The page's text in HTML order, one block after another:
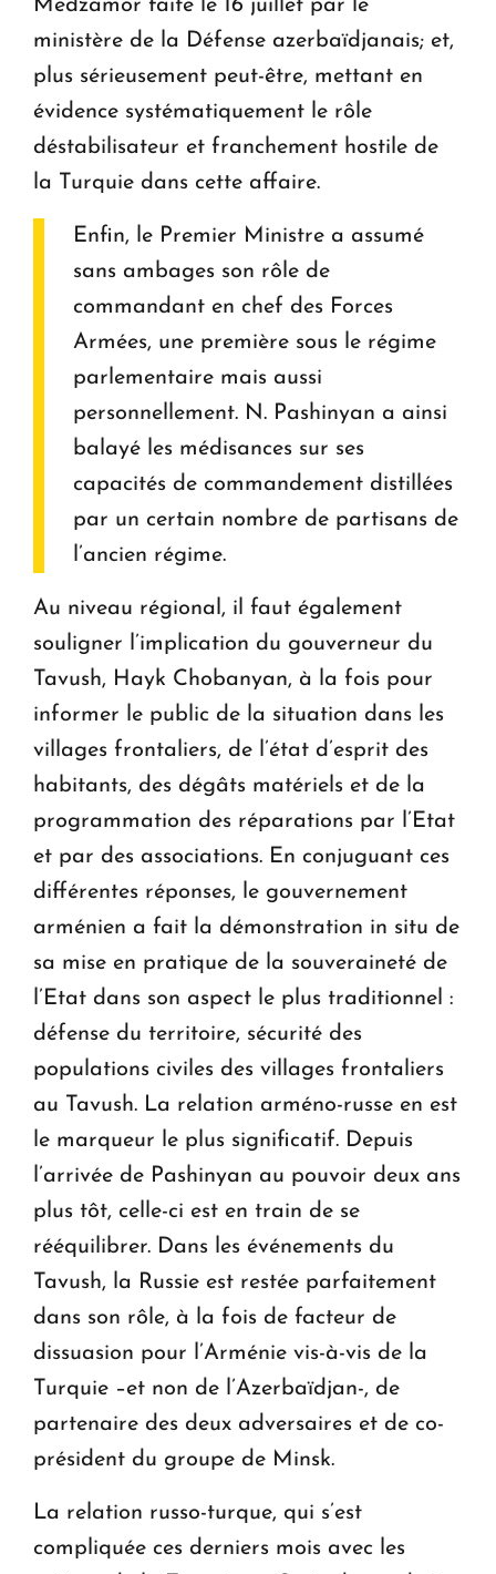
Medzamor faite le 16 juillet par le
ministère de la Défense azerbaïdjanais; et,
plus sérieusement peut-être, mettant en
évidence systématiquement le rôle
déstabilisateur et franchement hostile de
la Turquie dans cette affaire.
Enfin, le Premier Ministre a assumé
sans ambages son rôle de
commandant en chef des Forces
Armées, une première sous le régime
parlementaire mais aussi
personnellement. N. Pashinyan a ainsi
balayé les médisances sur ses
capacités de commandement distillées
par un certain nombre de partisans de
l’ancien régime.
Au niveau régional, il faut également
souligner l’implication du gouverneur du
Tavush, Hayk Chobanyan, à la fois pour
informer le public de la situation dans les
villages frontaliers, de l’état d’esprit des
habitants, des dégâts matériels et de la
programmation des réparations par l’Etat
et par des associations. En conjuguant ces
différentes réponses, le gouvernement
arménien a fait la démonstration in situ de
sa mise en pratique de la souveraineté de
l’Etat dans son aspect le plus traditionnel :
défense du territoire, sécurité des
populations civiles des villages frontaliers
au Tavush. La relation arméno-russe en est
le marqueur le plus significatif. Depuis
l’arrivée de Pashinyan au pouvoir deux ans
plus tôt, celle-ci est en train de se
rééquilibrer. Dans les événements du
Tavush, la Russie est restée parfaitement
dans son rôle, à la fois de facteur de
dissuasion pour l’Arménie vis-à-vis de la
Turquie –et non de l’Azerbaïdjan-, de
partenaire des deux adversaires et de co-
président du groupe de Minsk.
La relation russo-turque, qui s’est
compliquée ces derniers mois avec les